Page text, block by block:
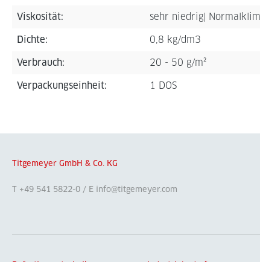
Viskosität: sehr niedrig|
Dichte: 0,8 kg/dm3
Verbrauch: 20 - 50 g/m²
Verpackungseinheit: 1 DOS
Titgemeyer GmbH & Co. KG
T +49 541 5822-0 / E info@titgemeyer.com